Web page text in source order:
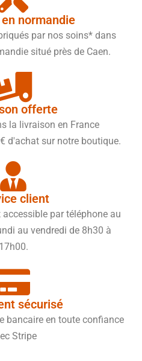
normandie
par nos soins* dans
situé près de Caen.
offerte
la livraison en France
d'achat sur notre boutique.
client
par téléphone au
au vendredi de 8h30 à
17h00.
sécurisé
bancaire en toute confiance
Stripe